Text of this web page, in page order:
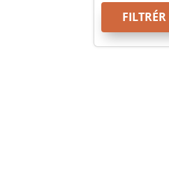
FILTRÉR